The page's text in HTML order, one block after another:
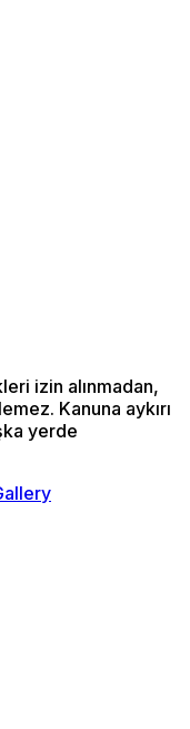
izin alınmadan,
Kanuna aykırı
yerde